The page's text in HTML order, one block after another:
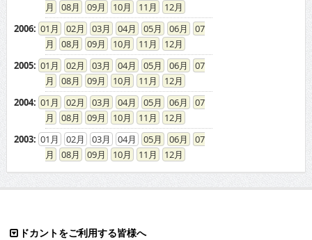
08
09 10 11
12
2006: 01 02 03 04 05 06
07
08
09 10 11
12
2005: 01 02 03 04 05 06
07
08
09 10 11
12
2004: 01 02 03 04 05 06
07
08
09 10 11
12
2003: 01 02 03 04 05 06
07
08
09 10 11 12
ドカントをご利用する皆様へ